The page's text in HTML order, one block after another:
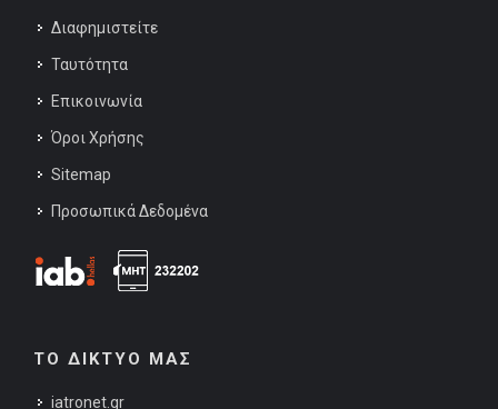
Διαφημιστείτε
Ταυτότητα
Επικοινωνία
Όροι Χρήσης
Sitemap
Προσωπικά Δεδομένα
ΤΟ ΔΙΚΤΥΟ ΜΑΣ
iatronet.gr